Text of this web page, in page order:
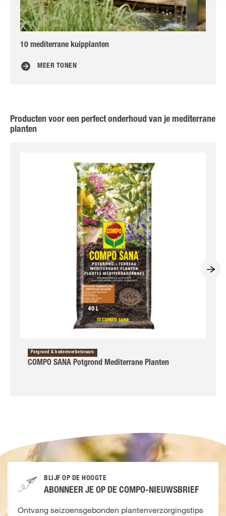
10 mediterrane kuipplanten
MEER TONEN
Producten voor een perfect onderhoud van je mediterrane
planten
Potgrond & bodemverbeteraars
COMPO SANA Potgrond Mediterrane Planten
BLIJF OP DE HOOGTE
ABONNEER JE OP DE COMPO-NIEUWSBRIEF
Ontvang seizoensgebonden plantenverzorgingstips